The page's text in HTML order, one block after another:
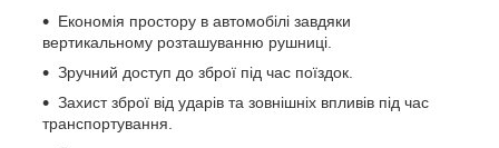
Економія простору в автомобілі завдяки
вертикальному розташуванню рушниці.
Зручний доступ до зброї під час поїздок.
Захист зброї від ударів та зовнішніх впливів під час
транспортування.